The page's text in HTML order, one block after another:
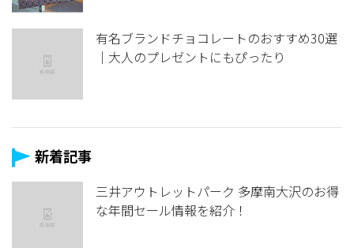
有名ブランドチョコレートのおすすめ30選
｜大人のプレゼントにもぴったり
新着記事
三井アウトレットパーク 多摩南大沢のお得
な年間セール情報を紹介！